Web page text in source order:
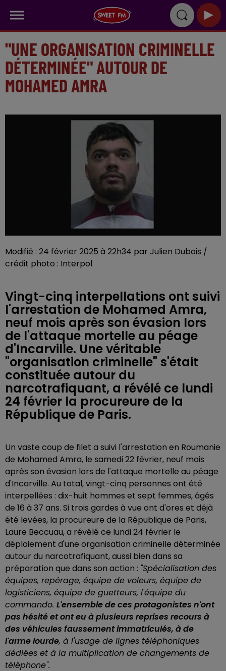
"UNE ORGANISATION CRIMINELLE
DÉTERMINÉE" AUTOUR DE
MOHAMED AMRA
Modifié : 24 février 2025 à 22h34 par Julien Dubois /
crédit photo : Interpol
Vingt-cinq interpellations ont suivi
l'arrestation de Mohamed Amra,
neuf mois après son évasion lors
de l'attaque mortelle au péage
d'Incarville. Une véritable
"organisation criminelle" s'était
constituée autour du
narcotrafiquant, a révélé ce lundi
24 février la procureure de la
République de Paris.
Un vaste coup de filet a suivi l'arrestation en Roumanie
de Mohamed Amra, le samedi 22 février, neuf mois
après son évasion lors de l'attaque mortelle au péage
d'Incarville. Au total, vingt-cinq personnes ont été
interpellées : dix-huit hommes et sept femmes, âgés
de 16 à 37 ans. Si trois gardes à vue ont d'ores et déjà
été levées, la procureure de la République de Paris,
Laure Beccuau, a révélé ce lundi 24 février le
déploiement d'une organisation criminelle déterminée
autour du narcotrafiquant, aussi bien dans sa
préparation que dans son action : "Spécialisation des
équipes, repérage, équipe de voleurs, équipe de
logisticiens, équipe de guetteurs, l'équipe du
commando. L'ensemble de ces protagonistes n'ont
pas hésité et ont eu à plusieurs reprises recours à
des véhicules faussement immatriculés, à de
l'arme lourde, à l'usage de lignes téléphoniques
dédiées et à la multiplication de changements de
téléphone".